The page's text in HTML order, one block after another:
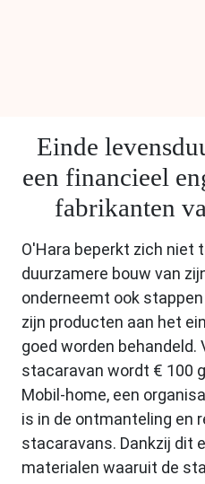
Einde
een financieel
fabrikanten
O'Hara beperkt zich niet
duurzamere bouw van
onderneemt ook
zijn producten aan het
goed worden behandeld.
stacaravan wordt € 100
Mobil-home, een
is in de ontmanteling en
stacaravans. Dankzij dit
materialen waaruit de